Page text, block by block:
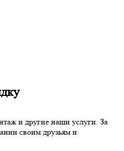
и другие наши услуги. За
своим друзьям и